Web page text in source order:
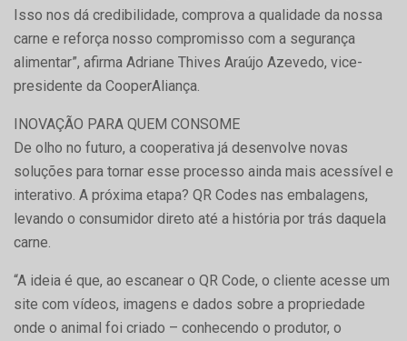
Isso nos dá credibilidade, comprova a qualidade da nossa
carne e reforça nosso compromisso com a segurança
alimentar”, afirma Adriane Thives Araújo Azevedo, vice-
presidente da CooperAliança.
INOVAÇÃO PARA QUEM CONSOME
De olho no futuro, a cooperativa já desenvolve novas
soluções para tornar esse processo ainda mais acessível e
interativo. A próxima etapa? QR Codes nas embalagens,
levando o consumidor direto até a história por trás daquela
carne.
“A ideia é que, ao escanear o QR Code, o cliente acesse um
site com vídeos, imagens e dados sobre a propriedade
onde o animal foi criado – conhecendo o produtor, o